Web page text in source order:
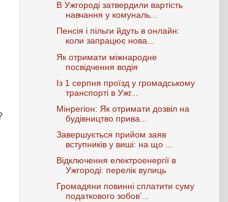
В Ужгороді затвердили вартість
навчання у комуналь...
Пенсія і пільги йдуть в онлайн:
коли запрацює нова...
Як отримати міжнародне
посвідчення водія
Із 1 серпня проїзд у громадському
транспорті в Ужг...
Мінрегіон: Як отримати дозвіл на
будівництво прива...
Завершується прийом заяв
вступників у виші: на що ...
Відключення електроенергії в
Ужгороді: перелік вулиць
Громадяни повинні сплатити суму
податкового зобов’...